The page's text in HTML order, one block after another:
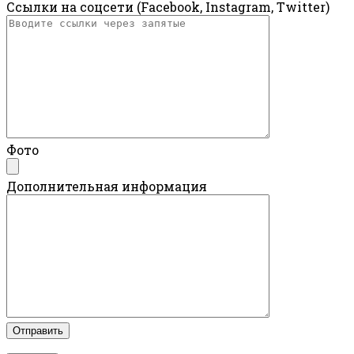
Ссылки на соцсети (Facebook, Instagram, Twitter)
Фото
Дополнительная информация